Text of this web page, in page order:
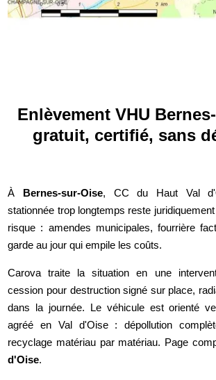
Enlèvement VHU
gratuit, certifié, sans
À Bernes-sur-Oise, CC du Haut Val
stationnée trop longtemps reste
risque : amendes municipales, fourrière
garde au jour qui empile les coûts.
Carova traite la situation en une
cession pour destruction signé sur place,
dans la journée. Le véhicule est orienté
agréé en Val d'Oise : dépollution
recyclage matériau par matériau. Page
d'Oise.